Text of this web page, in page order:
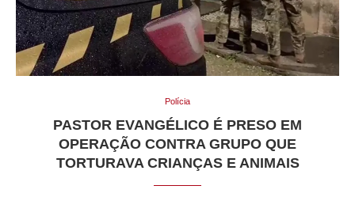
Polícia
PASTOR EVANGÉLICO É PRESO EM
OPERAÇÃO CONTRA GRUPO QUE
TORTURAVA CRIANÇAS E ANIMAIS